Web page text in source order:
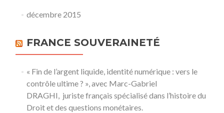
décembre 2015
FRANCE SOUVERAINETÉ
« Fin de l’argent liquide, identité numérique : vers le
contrôle ultime ? », avec Marc-Gabriel
DRAGHI, juriste français spécialisé dans l’histoire du
Droit et des questions monétaires.